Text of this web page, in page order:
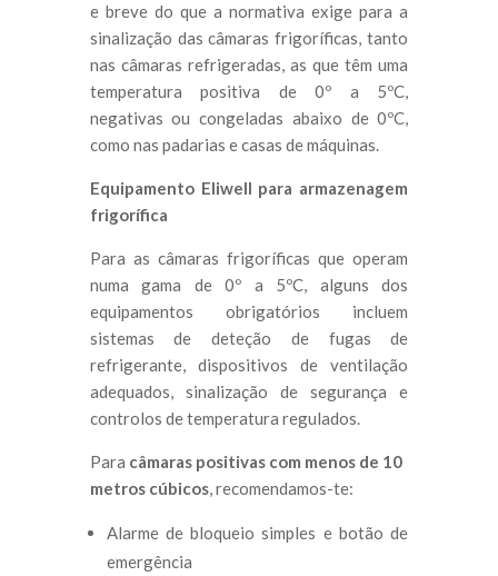
e breve do que a normativa exige para a
sinalização das câmaras frigoríficas, tanto
nas câmaras refrigeradas, as que têm uma
temperatura positiva de 0º a 5ºC,
negativas ou congeladas abaixo de 0ºC,
como nas padarias e casas de máquinas.
Equipamento Eliwell para armazenagem
frigorífica
Para as câmaras frigoríficas que operam
numa gama de 0º a 5ºC, alguns dos
equipamentos obrigatórios incluem
sistemas de deteção de fugas de
refrigerante, dispositivos de ventilação
adequados, sinalização de segurança e
controlos de temperatura regulados.
Para câmaras positivas com menos de 10
metros cúbicos, recomendamos-te:
Alarme de bloqueio simples e botão de
emergência